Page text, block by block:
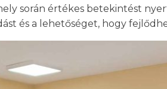
során értékes betekintést
és a lehetőséget, hogy